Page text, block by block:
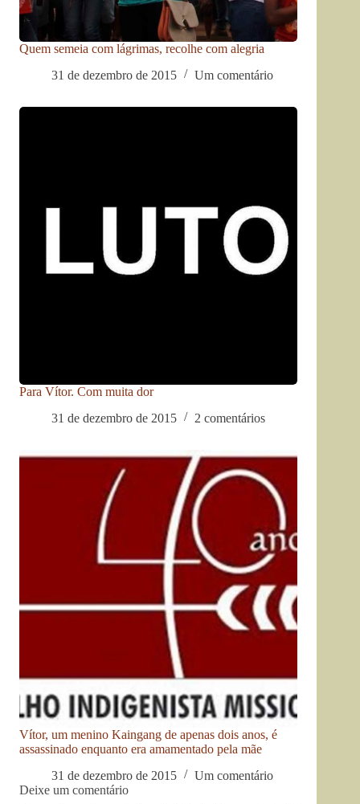
Quem semeia com lágrimas, recolhe com alegria
31 de dezembro de 2015
Um comentário
Para Vítor. Com muita dor
31 de dezembro de 2015
2 comentários
Vítor, um menino Kaingang de apenas dois anos, é
assassinado enquanto era amamentado pela mãe
31 de dezembro de 2015
Um comentário
Deixe um comentário